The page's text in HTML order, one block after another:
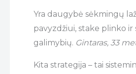
Yra daugybė sėkmingų
pavyzdžiui, stake plinko ir
galimybių. Gintaras, 33
Kita strategija – tai